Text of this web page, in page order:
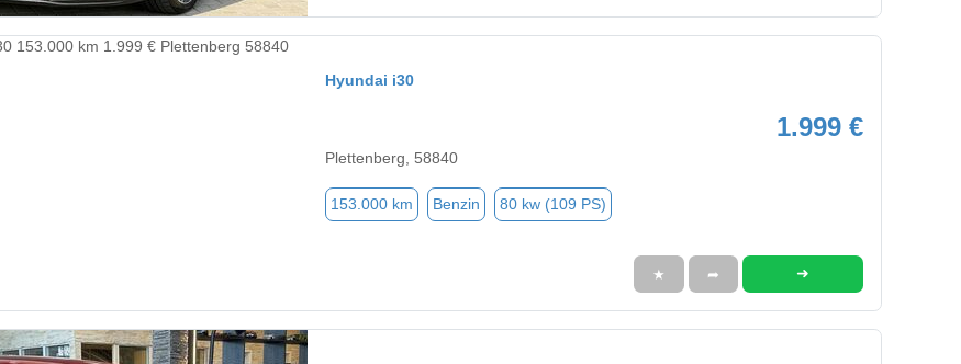
Hyundai i30
1.999 €
Plettenberg, 58840
153.000 km Benzin 80 kw (109 PS)
★ ➦ ➜